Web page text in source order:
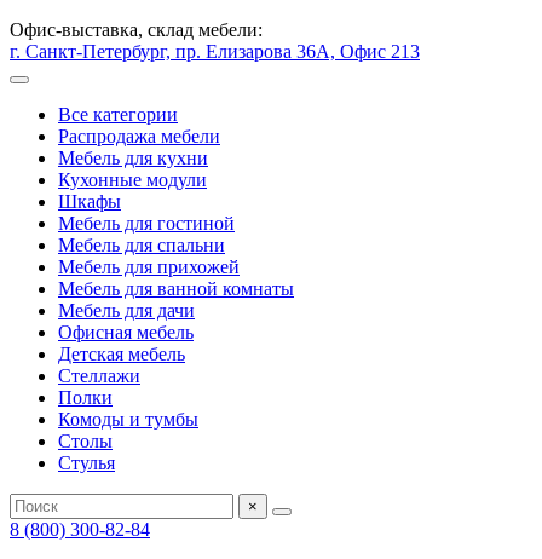
Офис-выставка, склад мебели:
г. Санкт-Петербург, пр. Елизарова 36А, Офис 213
Все категории
Распродажа мебели
Мебель для кухни
Кухонные модули
Шкафы
Мебель для гостиной
Мебель для спальни
Мебель для прихожей
Мебель для ванной комнаты
Мебель для дачи
Офисная мебель
Детская мебель
Стеллажи
Полки
Комоды и тумбы
Столы
Стулья
×
8 (800) 300-82-84